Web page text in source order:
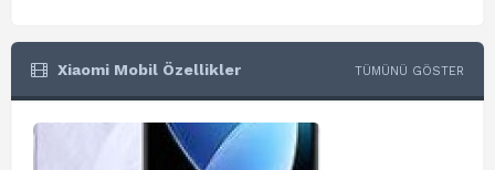
Xiaomi Mobil Özellikler TÜMÜNÜ GÖSTER